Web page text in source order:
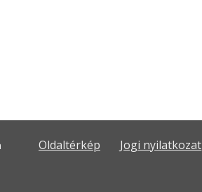
Oldaltérkép Jogi nyilatkozat